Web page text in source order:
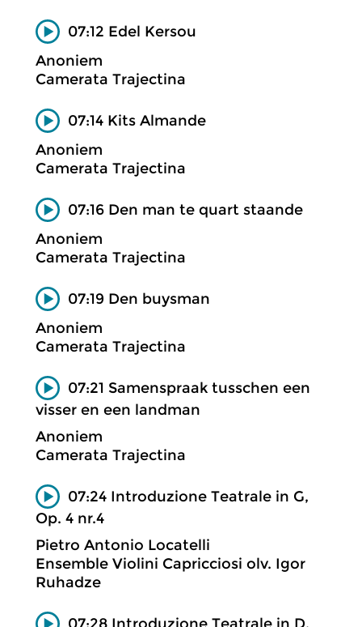
07:12 Edel Kersou
Anoniem
Camerata Trajectina
07:14 Kits Almande
Anoniem
Camerata Trajectina
07:16 Den man te quart staande
Anoniem
Camerata Trajectina
07:19 Den buysman
Anoniem
Camerata Trajectina
07:21 Samenspraak tusschen een
visser en een landman
Anoniem
Camerata Trajectina
07:24 Introduzione Teatrale in G,
Op. 4 nr.4
Pietro Antonio Locatelli
Ensemble Violini Capricciosi olv. Igor
Ruhadze
07:28 Introduzione Teatrale in D,